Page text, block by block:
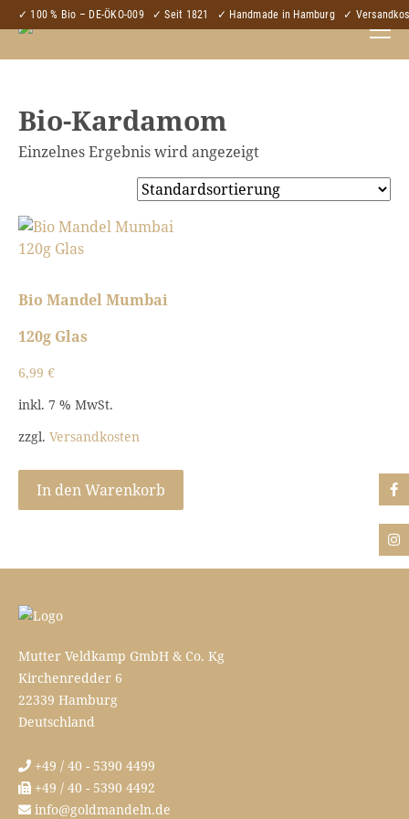
✓ 100 % Bio – DE-ÖKO-009 ✓ Seit 1821 ✓ Handmade in Hamburg ✓
Bio-Kardamom
Einzelnes Ergebnis wird angezeigt
Bio Mandel Mumbai
120g Glas
6,99 €
inkl. 7 % MwSt.
zzgl. Versandkosten
In den Warenkorb
Mutter Veldkamp GmbH & Co. Kg
Kirchenredder 6
22339 Hamburg
Deutschland
+49 / 40 - 5390 4499
+49 / 40 - 5390 4492
info@goldmandeln.de